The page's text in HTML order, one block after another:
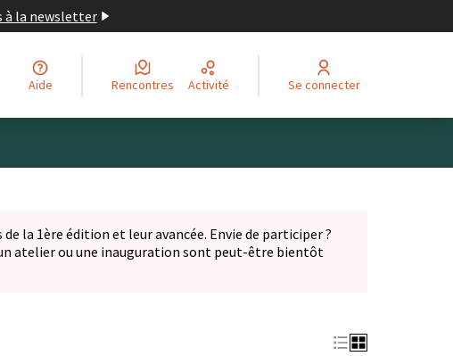
à la newsletter
Aide Rencontres Activité Se connecter
la 1ère édition et leur avancée. Envie de participer ?
onglet)
atelier ou une inauguration sont peut-être bientôt